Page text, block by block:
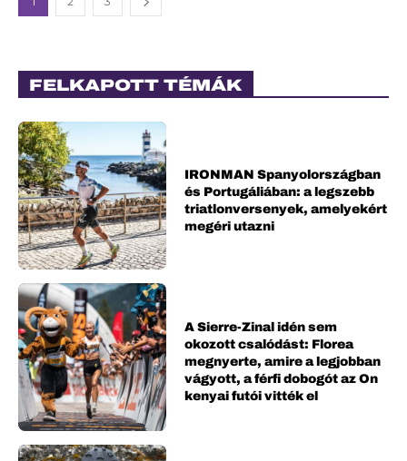
FELKAPOTT TÉMÁK
IRONMAN Spanyolországban
és Portugáliában: a legszebb
triatlonversenyek, amelyekért
megéri utazni
A Sierre-Zinal idén sem
okozott csalódást: Florea
megnyerte, amire a legjobban
vágyott, a férfi dobogót az On
kenyai futói vitték el